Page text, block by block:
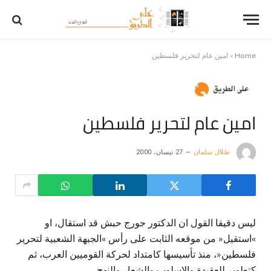
Home
» امين عام لتحرير فلسطين
امين عام لتحرير فلسطين
طلال سلمان 27 نيسان، 2000
ليس دقيقا القول ان الدكتور جورج حبش قد استقال، او
»استقيل« من موقعه الثابت على رأس »الجبهة الشعبية لتحرير
فلسطين«، منذ تأسيسها كامتداد لحركة القوميين العرب، ثم